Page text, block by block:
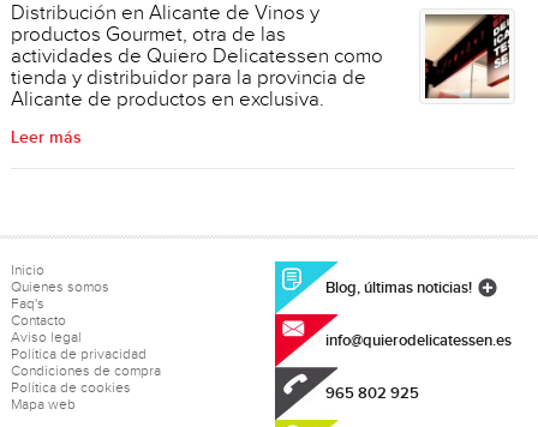
Distribución en Alicante de Vinos y
productos Gourmet, otra de las
actividades de Quiero Delicatessen como
tienda y distribuidor para la provincia de
Alicante de productos en exclusiva.
Leer más
Inicio
Quienes somos
Faq's
Contacto
Aviso legal
Política de privacidad
Condiciones de compra
Política de cookies
Mapa web
Blog, últimas noticias!
info@quierodelicatessen.es
965 802 925